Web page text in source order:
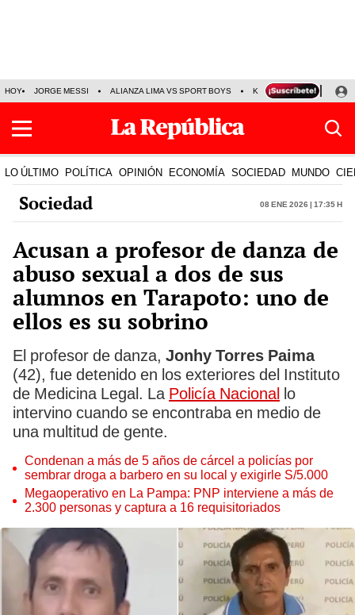
HOY JORGE MESSI ALIANZA LIMA VS SPORT BOYS KENJI FUJIMORI
LO ÚLTIMO POLÍTICA OPINIÓN ECONOMÍA SOCIEDAD MUNDO
Sociedad 08 Ene 2026 | 17:35 h
Acusan a profesor de danza de
abuso sexual a dos de sus
alumnos en Tarapoto: uno de
ellos es su sobrino
El profesor de danza, Jonhy Torres Paima
(42), fue detenido en los exteriores del Instituto
de Medicina Legal. La Policía Nacional lo
intervino cuando se encontraba en medio de
una multitud de gente.
Condenan a más de 5 años de cárcel a policías por
sembrar droga a barbero en su local y exigirle S/5.000
Megaoperativo en La Pampa: PNP interviene a más de
2.300 personas y captura a 16 requisitoriados